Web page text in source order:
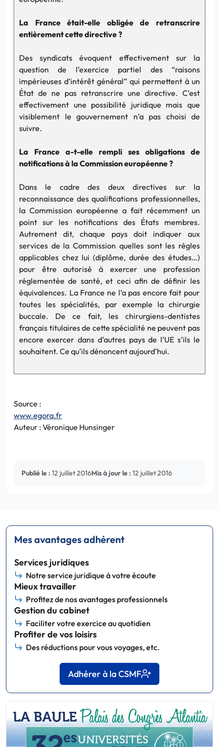
La France était-elle obligée de retranscrire
entièrement cette directive ?
Des syndicats évoquent effectivement sur la
question de l’exercice partiel des “raisons
impérieuses d’intérêt général” qui permettent à un
État de ne pas retranscrire une directive. C’est
effectivement une possibilité juridique mais que
visiblement le gouvernement n’a pas choisi de
suivre.
La France a-t-elle rempli ses obligations de
notifications à la Commission européenne ?
Dans le cadre des deux directives sur la
reconnaissance des qualifications professionnelles,
la Commission européenne a fait récemment un
point sur les notifications des États membres.
Autrement dit, chaque pays doit indiquer aux
services de la Commission quelles sont les règles
applicables chez lui (diplôme, durée des études…)
pour être autorisé à exercer une profession
réglementée de santé, et ceci afin de définir les
équivalences. La France ne l’a pas encore fait pour
toutes les spécialités, par exemple la chirurgie
buccale. De ce fait, les chirurgiens-dentistes
français titulaires de cette spécialité ne peuvent pas
encore exercer dans d’autres pays de l’UE s’ils le
souhaitent. Ce qu’ils dénoncent aujourd’hui.
Source :
www.egora.fr
Auteur : Véronique Hunsinger
Publié le : 12 juillet 2016Mis à jour le : 12 juillet 2016
Mes avantages adhérent
Services juridiques
Notre service juridique à votre écoute
Mieux travailler
Profitez de nos avantages professionnels
Gestion du cabinet
Faciliter votre exercice au quotidien
Profiter de vos loisirs
Des réductions pour vous voyages, etc.
Adhérer à la CSMF